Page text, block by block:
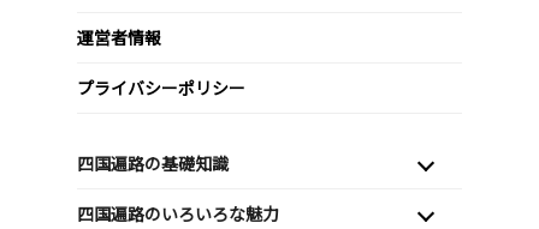
運営者情報
プライバシーポリシー
四国遍路の基礎知識
四国遍路のいろいろな魅力